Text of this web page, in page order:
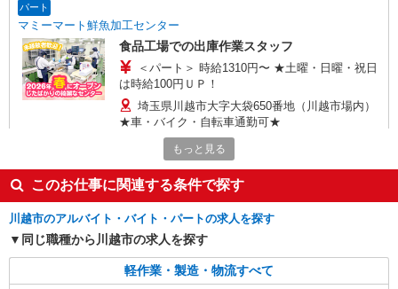
パート
マミーマート鮮魚加工センター
食品工場での出庫作業スタッフ
＜パート＞ 時給1310円〜 ★土曜・日曜・祝日
は時給100円ＵＰ！
埼玉県川越市大字大袋650番地（川越市場内）
★車・バイク・自転車通勤可★
パート
マミーマート鮮魚加工センター
鮮魚パック詰め・加工スタッフ
＜パート＞ 時給1,210円〜（包丁使用ありのシ
フト[3]は時給1,330円〜） ★土曜・日曜・祝日は
もっと見る
このお仕事に関連する条件で探す
川越市のアルバイト・バイト・パートの求人を探す
同じ職種から川越市の求人を探す
軽作業・製造・物流すべて